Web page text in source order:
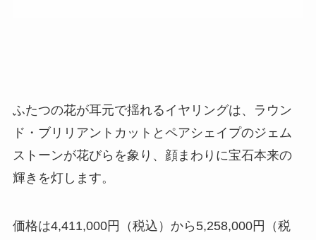
ふたつの花が耳元で揺れるイヤリングは、ラウン
ド・ブリリアントカットとペアシェイプのジェム
ストーンが花びらを象り、顔まわりに宝石本来の
輝きを灯します。
価格は4,411,000円（税込）から5,258,000円（税